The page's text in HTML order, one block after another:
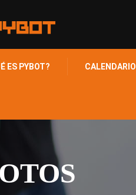
ES PYBOT? CALENDARIO